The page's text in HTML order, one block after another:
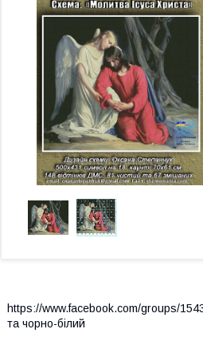
https://www.facebook.com/groups/
та чорно-білий